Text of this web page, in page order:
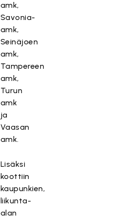
amk,
Savonia-
amk,
Seinäjoen
amk,
Tampereen
amk,
Turun
amk
ja
Vaasan
amk.
Lisäksi
koottiin
kaupunkien,
liikunta-
alan